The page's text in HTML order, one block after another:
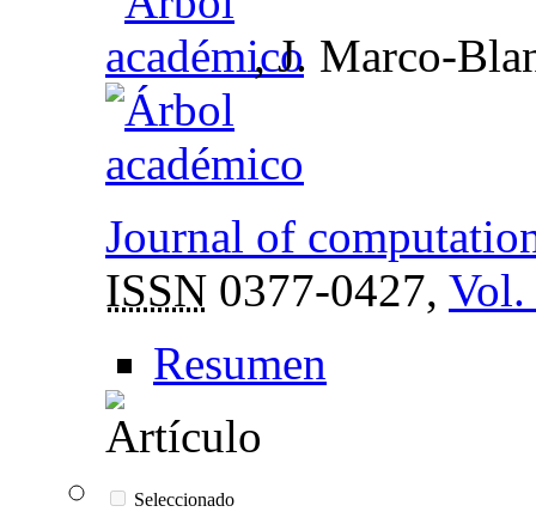
, J. Marco-
Journal of
ISSN 0377-0427, Vol.
Resumen
Seleccionado